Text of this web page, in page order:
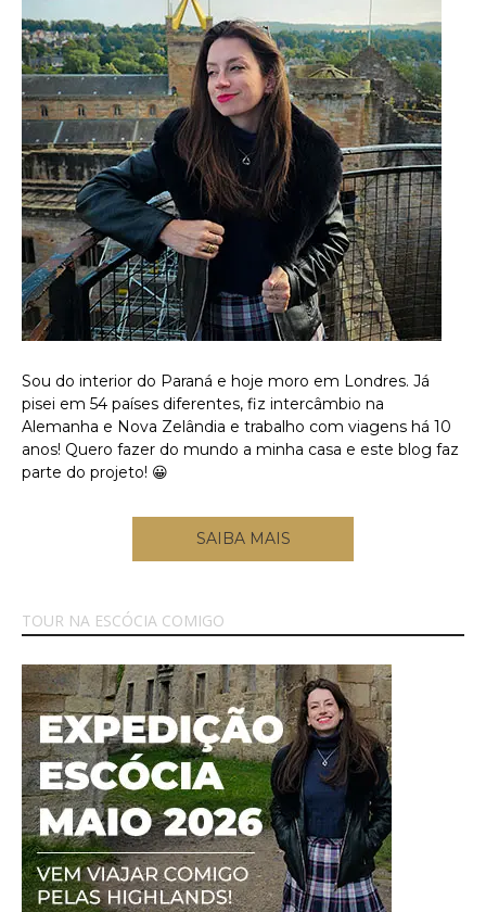
Sou do interior do Paraná e hoje moro em Londres. Já
pisei em 54 países diferentes, fiz intercâmbio na
Alemanha e Nova Zelândia e trabalho com viagens há 10
anos! Quero fazer do mundo a minha casa e este blog faz
parte do projeto! 😀
SAIBA MAIS
TOUR NA ESCÓCIA COMIGO